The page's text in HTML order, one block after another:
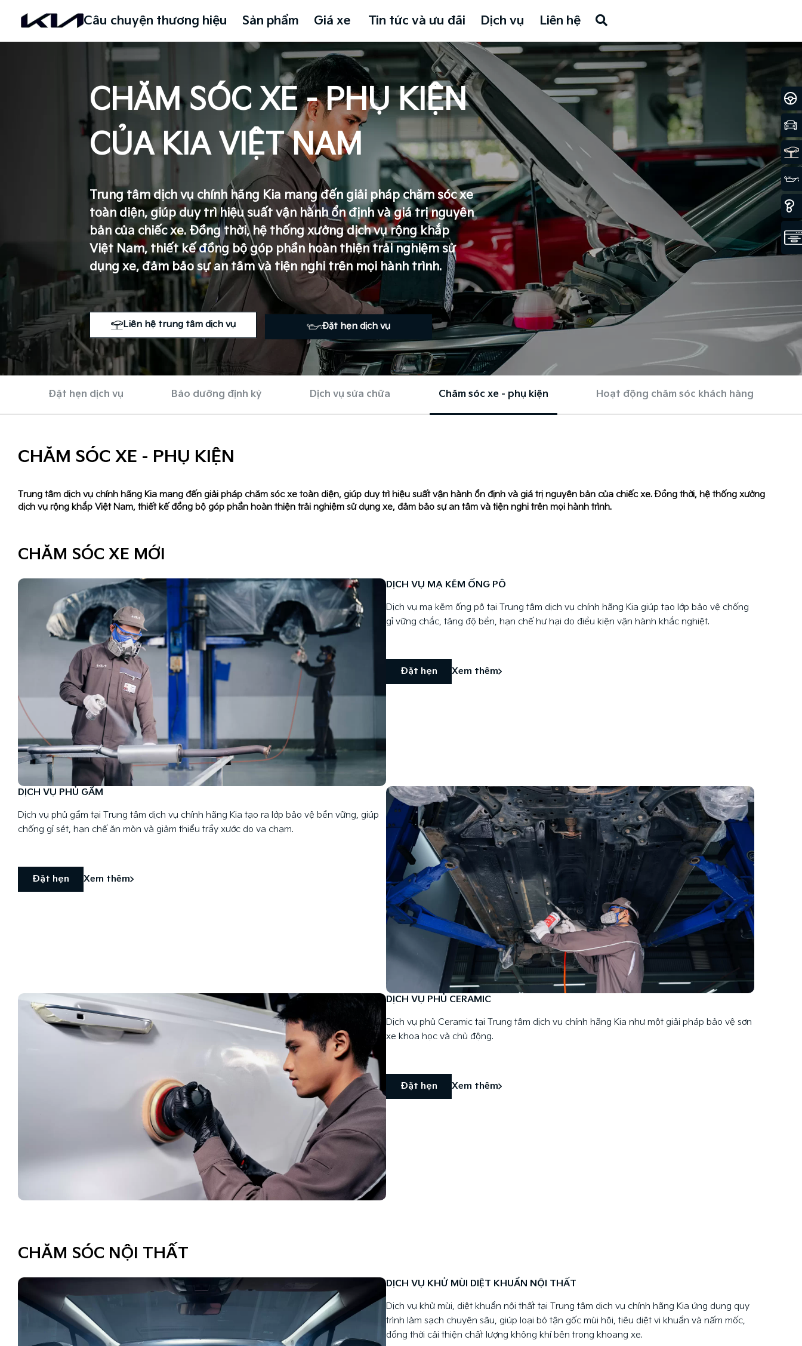
Câu chuyện thương hiệu Sản phẩm Giá xe Tin tức và ưu đãi Dịch vụ Liên hệ
CHĂM SÓC XE - PHỤ KIỆN
CỦA KIA VIỆT NAM
Trung tâm dịch vụ chính hãng Kia mang đến giải pháp chăm sóc xe
toàn diện, giúp duy trì hiệu suất vận hành ổn định và giá trị nguyên
bản của chiếc xe. Đồng thời, hệ thống xưởng dịch vụ rộng khắp
Việt Nam, thiết kế đồng bộ góp phần hoàn thiện trải nghiệm sử
dụng xe, đảm bảo sự an tâm và tiện nghi trên mọi hành trình.
Liên hệ trung tâm dịch vụ Đặt hẹn dịch vụ
Đặt hẹn dịch vụ Bảo dưỡng định kỳ Dịch vụ sửa chữa Chăm sóc xe - phụ kiện Hoạt động chăm sóc khách hàng
CHĂM SÓC XE - PHỤ KIỆN
Trung tâm dịch vụ chính hãng Kia mang đến giải pháp chăm sóc xe toàn diện, giúp duy trì hiệu suất vận hành ổn định và giá trị nguyên bản của chiếc xe. Đồng thời, hệ thống xưởng
dịch vụ rộng khắp Việt Nam, thiết kế đồng bộ góp phần hoàn thiện trải nghiệm sử dụng xe, đảm bảo sự an tâm và tiện nghi trên mọi hành trình.
CHĂM SÓC XE MỚI
DỊCH VỤ MẠ KẼM ỐNG PÔ
Dịch vụ mạ kẽm ống pô tại Trung tâm dịch vụ chính hãng Kia giúp tạo lớp bảo vệ chống
gỉ vững chắc, tăng độ bền, hạn chế hư hại do điều kiện vận hành khắc nghiệt.
Đặt hẹn Xem thêm
DỊCH VỤ PHỦ GẦM
Dịch vụ phủ gầm tại Trung tâm dịch vụ chính hãng Kia tạo ra lớp bảo vệ bền vững, giúp
chống gỉ sét, hạn chế ăn mòn và giảm thiểu trầy xước do va chạm.
Đặt hẹn Xem thêm
DỊCH VỤ PHỦ CERAMIC
Dịch vụ phủ Ceramic tại Trung tâm dịch vụ chính hãng Kia như một giải pháp bảo vệ sơn
xe khoa học và chủ động.
Đặt hẹn Xem thêm
CHĂM SÓC NỘI THẤT
DỊCH VỤ KHỬ MÙI DIỆT KHUẨN NỘI THẤT
Dịch vụ khử mùi, diệt khuẩn nội thất tại Trung tâm dịch vụ chính hãng Kia ứng dụng quy
trình làm sạch chuyên sâu, giúp loại bỏ tận gốc mùi hôi, tiêu diệt vi khuẩn và nấm mốc,
đồng thời cải thiện chất lượng không khí bên trong khoang xe.